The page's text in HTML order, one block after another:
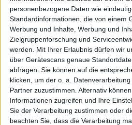
personenbezogene Daten wie
Standardinformationen, die von einem
Werbung und Inhalte, Werbung und
Zielgruppenforschung und
werden.
Mit Ihrer Erlaubnis dürfen wir
über Gerätescans genaue
abfragen. Sie können auf die
klicken, um der o. a.
Partner zuzustimmen. Alternativ
Informationen zugreifen und Ihre
Sie der Verarbeitung zustimmen oder
beachten Sie, dass die Verarbeitung